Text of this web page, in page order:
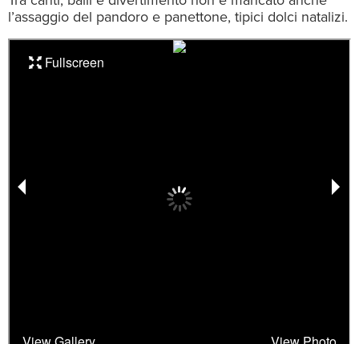
l’assaggio del pandoro e panettone, tipici dolci natalizi.